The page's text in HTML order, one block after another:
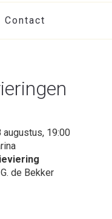
Contact
augustus, 19:00
de Bekker